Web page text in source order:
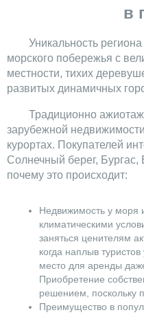
в
Уникальность
морского побережья с
местности, тихих
развитых динамичных
Традиционно
зарубежной
курортах. Покупателей
Солнечный берег,
почему это происходит:
Недвижимость у моря
климатическими
заняться ценителям
когда наплыв
место для аренды
Приобретение
решением, поскольку
Преимущество в